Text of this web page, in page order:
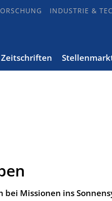
INDUSTRIE &
Zeitschriften
Missionen ins